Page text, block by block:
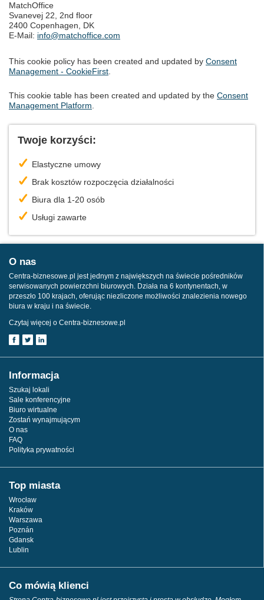
MatchOffice
Svanevej 22, 2nd floor
2400 Copenhagen, DK
E-Mail: info@matchoffice.com
This cookie policy has been created and updated by Consent
Management - CookieFirst
This cookie table has been created and updated by the Consent
Management Platform
Twoje korzyści:
Elastyczne umowy
Brak kosztów rozpoczęcia działalności
Biura dla 1-20 osób
Usługi zawarte
O nas
Centra-biznesowe.pl jest jednym z największych na świecie pośredników
serwisowanych powierzchni biurowych. Działa na 6 kontynentach, w
przeszło 100 krajach, oferując niezliczone możliwości znalezienia nowego
biura w kraju i na świecie.
Czytaj więcej o Centra-biznesowe.pl
Informacja
Szukaj lokali
Sale konferencyjne
Biuro wirtualne
Zostań wynajmującym
O nas
FAQ
Polityka prywatności
Top miasta
Wrocław
Kraków
Warszawa
Poznán
Gdansk
Lublin
Co mówią klienci